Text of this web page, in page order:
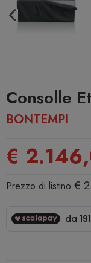
Consolle
BONTEMPI
€
Prezzo di listino €